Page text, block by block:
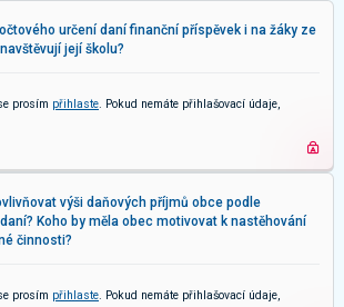
určení daní finanční příspěvek i na žáky ze
její školu?
prosím přihlaste . Pokud nemáte přihlašovací údaje,
výši daňových příjmů obce podle
Koho by měla obec motivovat k nastěhování
činnosti?
prosím přihlaste . Pokud nemáte přihlašovací údaje,